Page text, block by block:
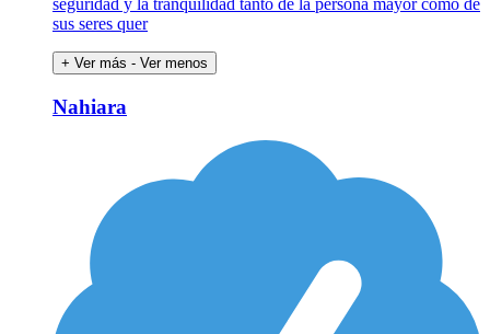
seguridad y la tranquilidad tanto de la persona mayor como de
sus seres quer
+ Ver más - Ver menos
Nahiara